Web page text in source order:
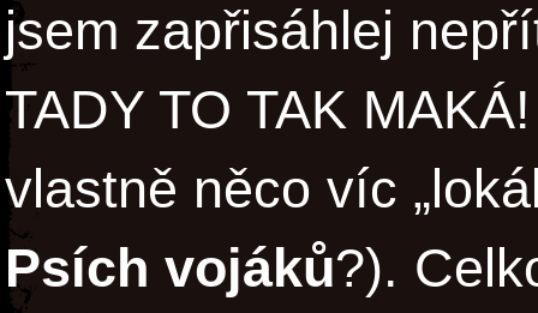
jsem zapřisáhlej
TADY TO TAK
vlastně něco víc
Psích vojáků?).